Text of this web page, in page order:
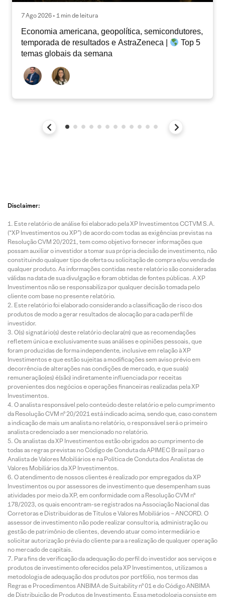
7 Ago 2026 • 1 min de leitura
Economia americana, geopolítica, semicondutores,
temporada de resultados e AstraZeneca |
Top 5
temas globais da semana
Disclaimer:
Este relatório de análise foi elaborado pela XP Investimentos CCTVM S.A.
(“XP Investimentos ou XP”) de acordo com todas as exigências previstas na
Resolução CVM 20/2021, tem como objetivo fornecer informações que
possam auxiliar o investidor a tomar sua própria decisão de investimento, não
constituindo qualquer tipo de oferta ou solicitação de compra e/ou venda de
qualquer produto. As informações contidas neste relatório são consideradas
válidas na data de sua divulgação e foram obtidas de fontes públicas. A XP
Investimentos não se responsabiliza por qualquer decisão tomada pelo
cliente com base no presente relatório.
Este relatório foi elaborado considerando a classificação de risco dos
produtos de modo a gerar resultados de alocação para cada perfil de
investidor.
O(s) signatário(s) deste relatório declara(m) que as recomendações
refletem única e exclusivamente suas análises e opiniões pessoais, que
foram produzidas de forma independente, inclusive em relação à XP
Investimentos e que estão sujeitas a modificações sem aviso prévio em
decorrência de alterações nas condições de mercado, e que sua(s)
remuneração(es) é(são) indiretamente influenciada por receitas
provenientes dos negócios e operações financeiras realizadas pela XP
Investimentos.
O analista responsável pelo conteúdo deste relatório e pelo cumprimento
da Resolução CVM nº 20/2021 está indicado acima, sendo que, caso constem
a indicação de mais um analista no relatório, o responsável será o primeiro
analista credenciado a ser mencionado no relatório.
Os analistas da XP Investimentos estão obrigados ao cumprimento de
todas as regras previstas no Código de Conduta da APIMEC Brasil para o
Analista de Valores Mobiliários e na Política de Conduta dos Analistas de
Valores Mobiliários da XP Investimentos.
O atendimento de nossos clientes é realizado por empregados da XP
Investimentos ou por assessores de investimento que desempenham suas
atividades por meio da XP, em conformidade com a Resolução CVM nº
178/2023, os quais encontram-se registrados na Associação Nacional das
Corretoras e Distribuidoras de Títulos e Valores Mobiliários – ANCORD. O
assessor de investimento não pode realizar consultoria, administração ou
gestão de patrimônio de clientes, devendo atuar como intermediário e
solicitar autorização prévia do cliente para a realização de qualquer operação
no mercado de capitais.
Para fins de verificação da adequação do perfil do investidor aos serviços e
produtos de investimento oferecidos pela XP Investimentos, utilizamos a
metodologia de adequação dos produtos por portfólio, nos termos das
Regras e Procedimentos ANBIMA de Suitability nº 01 e do Código ANBIMA
de Distribuição de Produtos de Investimento. Essa metodologia consiste em